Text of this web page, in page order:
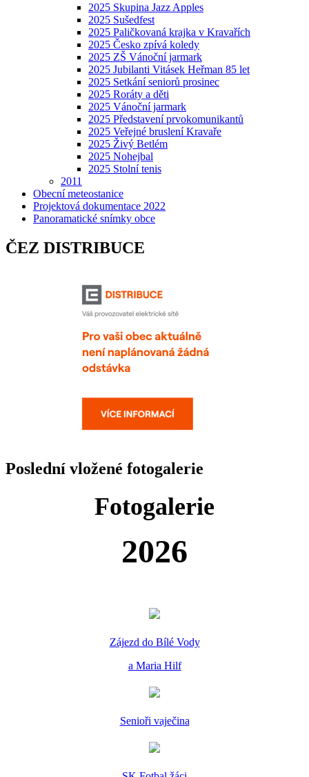
2025 Skupina Jazz Apples
2025 Sušedfest
2025 Paličkovaná krajka v Kravařích
2025 Česko zpívá koledy
2025 ZŠ Vánoční jarmark
2025 Jubilanti Vitásek Heřman 85 let
2025 Setkání seniorů prosinec
2025 Roráty a děti
2025 Vánoční jarmark
2025 Představení prvokomunikantů
2025 Veřejné bruslení Kravaře
2025 Živý Betlém
2025 Nohejbal
2025 Stolní tenis
2011
Obecní meteostanice
Projektová dokumentace 2022
Panoramatické snímky obce
ČEZ DISTRIBUCE
Poslední vložené fotogalerie
Fotogalerie
2026
Zájezd do Bílé Vody
a Maria Hilf
Senioři vaječina